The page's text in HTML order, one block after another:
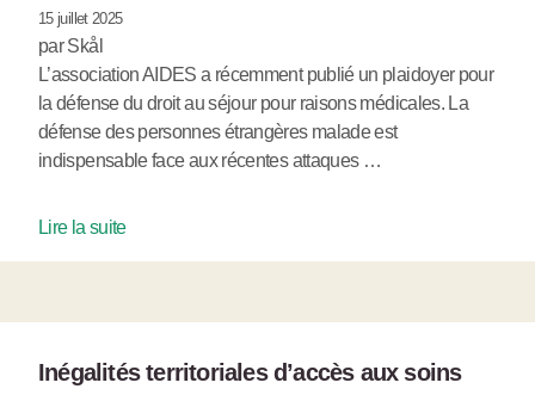
15 juillet 2025
par Skål
L’association AIDES a récemment publié un plaidoyer pour
la défense du droit au séjour pour raisons médicales. La
défense des personnes étrangères malade est
indispensable face aux récentes attaques …
Lire la suite
Inégalités territoriales d’accès aux soins